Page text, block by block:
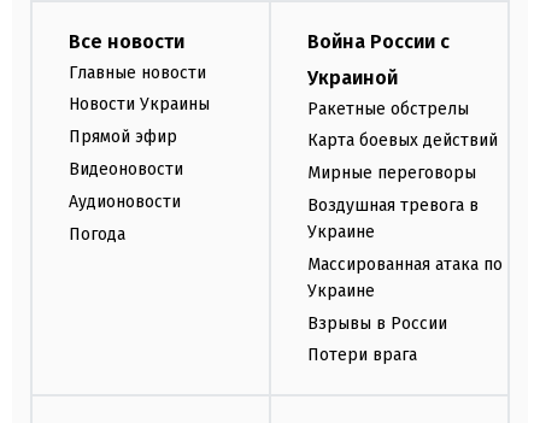
Все новости
Главные новости
Новости Украины
Прямой эфир
Видеоновости
Аудионовости
Погода
Война России с
Украиной
Ракетные обстрелы
Карта боевых действий
Мирные переговоры
Воздушная тревога в
Украине
Массированная атака по
Украине
Взрывы в России
Потери врага